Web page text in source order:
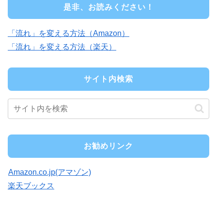
是非、お読みください！
「流れ」を変える方法（Amazon）
「流れ」を変える方法（楽天）
サイト内検索
お勧めリンク
Amazon.co.jp(アマゾン)
楽天ブックス